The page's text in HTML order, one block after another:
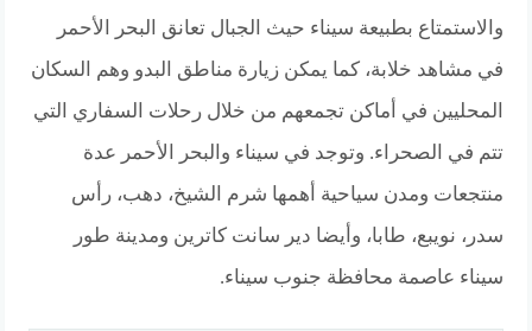
والاستمتاع بطبيعة سيناء حيث الجبال تعانق البحر الأحمر
في مشاهد خلابة، كما يمكن زيارة مناطق البدو وهم السكان
المحليين في أماكن تجمعهم من خلال رحلات السفاري التي
تتم في الصحراء. وتوجد في سيناء والبحر الأحمر عدة
منتجعات ومدن سياحية أهمها شرم الشيخ، دهب، رأس
سدر، نويبع، طابا، وأيضا دير سانت كاترين ومدينة طور
سيناء عاصمة محافظة جنوب سيناء.